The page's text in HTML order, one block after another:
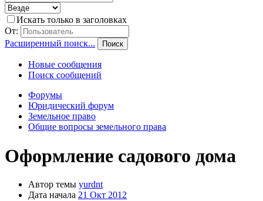
Искать только в заголовках
От:
Расширенный поиск...
Поиск
Новые сообщения
Поиск сообщений
Форумы
Юридический форум
Земельное право
Общие вопросы земельного права
Оформление садового дома
Автор темы yurdnt
Дата начала 21 Окт 2012